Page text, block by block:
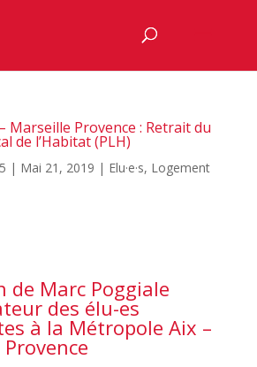
Marseille Provence : Retrait du
de l’Habitat (PLH)
| Mai 21, 2019 | Elu·e·s, Logement
de Marc Poggiale
des élu-es
à la Métropole Aix –